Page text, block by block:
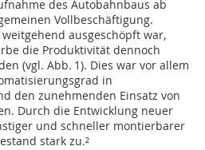
des Autobahnbaus ab
Vollbeschäftigung.
ausgeschöpft war,
die Produktivität dennoch
(vgl. Abb. 1). Dies war vor allem
in
den zunehmenden Einsatz von
Durch die Entwicklung neuer
und schneller montierbarer
stark zu.²